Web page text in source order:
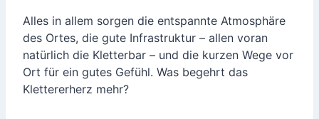
Alles in allem sorgen die entspannte Atmosphäre
des Ortes, die gute Infrastruktur – allen voran
natürlich die Kletterbar – und die kurzen Wege vor
Ort für ein gutes Gefühl. Was begehrt das
Klettererherz mehr?